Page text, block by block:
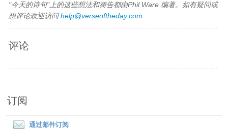
"今天的诗句"上的这些想法和祷告都由Phil Ware 编著。如有疑问或
想评论欢迎访问help@verseoftheday.com
评论
订阅
通过邮件订阅